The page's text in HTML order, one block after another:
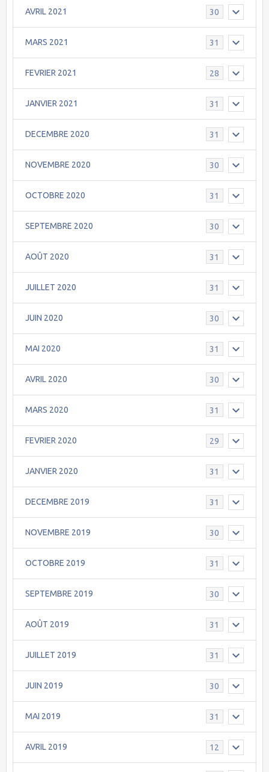
AVRIL 2021 30
MARS 2021 31
FEVRIER 2021 28
JANVIER 2021 31
DECEMBRE 2020 31
NOVEMBRE 2020 30
OCTOBRE 2020 31
SEPTEMBRE 2020 30
AOÛT 2020 31
JUILLET 2020 31
JUIN 2020 30
MAI 2020 31
AVRIL 2020 30
MARS 2020 31
FEVRIER 2020 29
JANVIER 2020 31
DECEMBRE 2019 31
NOVEMBRE 2019 30
OCTOBRE 2019 31
SEPTEMBRE 2019 30
AOÛT 2019 31
JUILLET 2019 31
JUIN 2019 30
MAI 2019 31
AVRIL 2019 12